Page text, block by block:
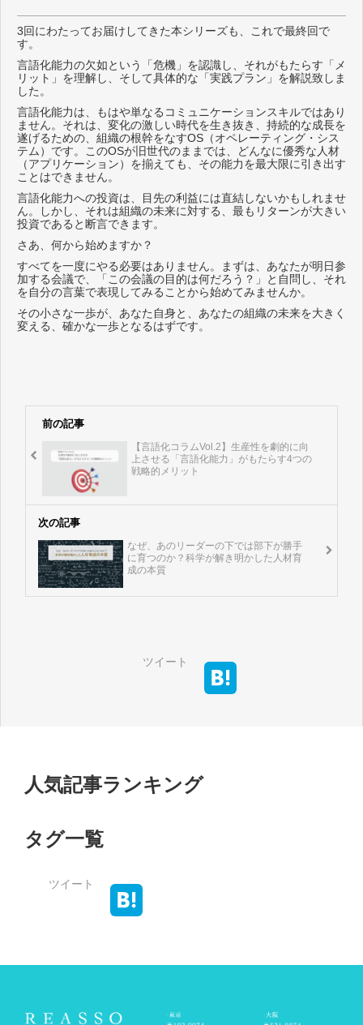
3回にわたってお届けしてきた本シリーズも、これで最終回で
す。
言語化能力の欠如という「危機」を認識し、それがもたらす「メ
リット」を理解し、そして具体的な「実践プラン」を解説致しま
した。
言語化能力は、もはや単なるコミュニケーションスキルではあり
ません。それは、変化の激しい時代を生き抜き、持続的な成長を
遂げるための、組織の根幹をなすOS（オペレーティング・シス
テム）です。このOSが旧世代のままでは、どんなに優秀な人材
（アプリケーション）を揃えても、その能力を最大限に引き出す
ことはできません。
言語化能力への投資は、目先の利益には直結しないかもしれませ
ん。しかし、それは組織の未来に対する、最もリターンが大きい
投資であると断言できます。
さあ、何から始めますか？
すべてを一度にやる必要はありません。まずは、あなたが明日参
加する会議で、「この会議の目的は何だろう？」と自問し、それ
を自分の言葉で表現してみることから始めてみませんか。
その小さな一歩が、あなた自身と、あなたの組織の未来を大きく
変える、確かな一歩となるはずです。
前の記事
【言語化コラムVol.2】生産性を劇的に向
上させる「言語化能力」がもたらす4つの
戦略的メリット
次の記事
なぜ、あのリーダーの下では部下が勝手
に育つのか？科学が解き明かした人材育
成の本質
ツイート
人気記事ランキング
タグ一覧
ツイート